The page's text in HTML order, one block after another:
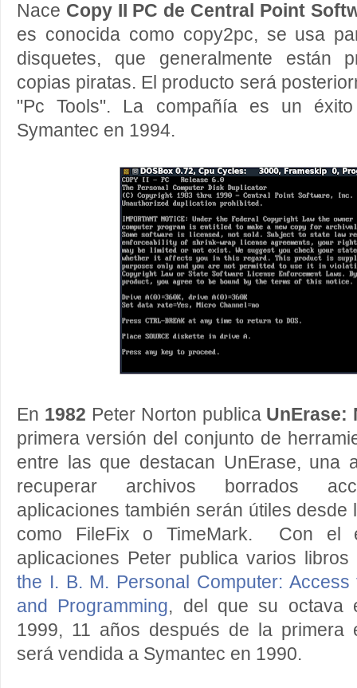
Nace Copy II PC de Central Point
es conocida como copy2pc, se usa
disquetes, que generalmente están
copias piratas. El producto será
"Pc Tools". La compañía es un
Symantec en 1994.
En 1982 Peter Norton publica UnErase:
primera versión del conjunto de
entre las que destacan UnErase, una
recuperar archivos borrados
aplicaciones también serán útiles desde
como FileFix o TimeMark. Con el
aplicaciones Peter publica varios
the I. B. M. Personal Computer:
and Programming, del que su octava
1999, 11 años después de la primera
será vendida a Symantec en 1990.